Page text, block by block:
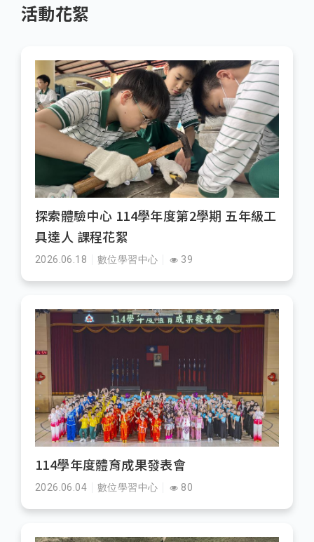
活動花絮
探索體驗中心 114學年度第2學期 五年級工
具達人 課程花絮
2026.06.18 數位學習中心 39
114學年度體育成果發表會
2026.06.04 數位學習中心 80